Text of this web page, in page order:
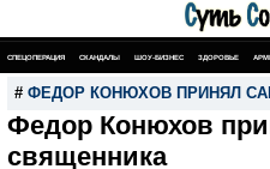
СПЕЦОПЕРАЦИЯ СКАНДАЛЫ ШОУ-БИЗНЕС ЗДОРОВЬЕ
# ФЕДОР КОНЮХОВ ПРИНЯЛ
Федор Конюхов
священника